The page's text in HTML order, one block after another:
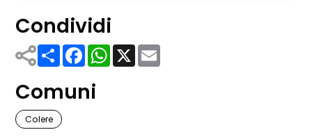
Condividi
ShareFacebook
WhatsApp
X
Comuni
Colere